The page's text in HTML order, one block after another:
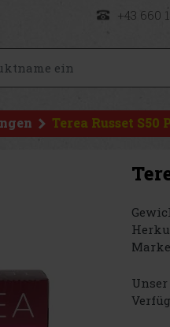
+43 660
Terea Russet S50
Unser